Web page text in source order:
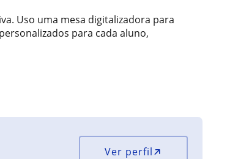
Uso uma mesa digitalizadora para
para cada aluno,
Ver perfil